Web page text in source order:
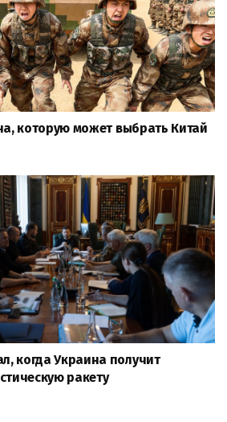
которую может выбрать Китай
когда Украина получит
ракету